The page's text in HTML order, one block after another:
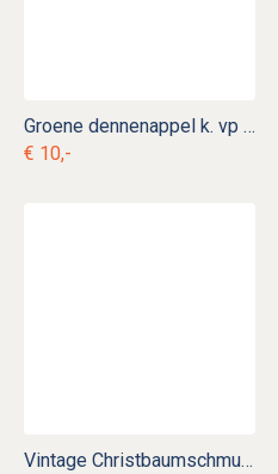
Groene dennenappel k. vp 25
€ 10,-
Vintage Christbaumschmuck k. d 24